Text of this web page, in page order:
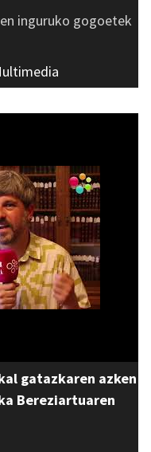
inguruko gogoetek
gatazkaren azken
Bereziartuaren